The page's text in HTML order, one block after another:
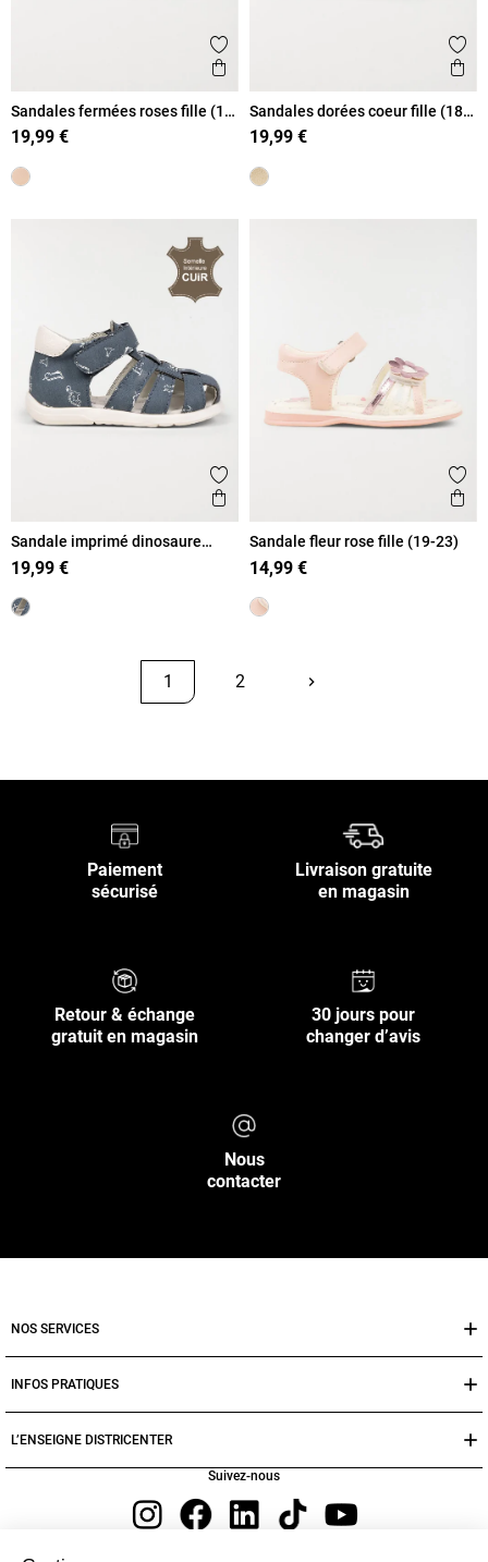
Ajouter aux favoris
Aperçu rapide
Sandales fermées roses fille (18-
23)
19,99 €
Sandales dorées coeur fille (18-
23)
19,99 €
Ajouter aux favoris
Aperçu rapide
Sandale imprimé dinosaure
garçon (18-23)
19,99 €
Sandale fleur rose fille (19-23)
14,99 €
1 2 keyboard_arrow_rightSuivant
Paiement
sécurisé
Livraison gratuite
en magasin
Retour & échange
gratuit en magasin
30 jours pour
changer d’avis
Nous
contacter
NOS SERVICES
INFOS PRATIQUES
L’ENSEIGNE DISTRICENTER
Suivez-nous